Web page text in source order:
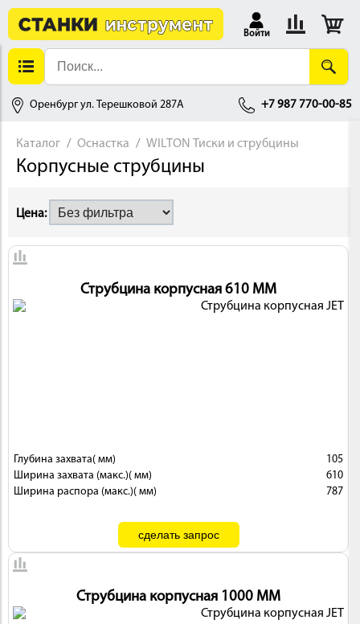
Войти
Оренбург ул. Терешковой 287А +7 987 770-00-85
ДЕРЕВООБРАБОТКА
ИНСТРУМЕНТ
ОСНАСТКА
Каталог Оснастка WILTON Тиски и струбцины
Корпусные струбцины
Цена:
Струбцина корпусная 610 ММ
Глубина захвата( мм)
105
Ширина захвата (макс.)( мм)
610
Ширина распора (макс.)( мм)
787
Струбцина корпусная 1000 ММ